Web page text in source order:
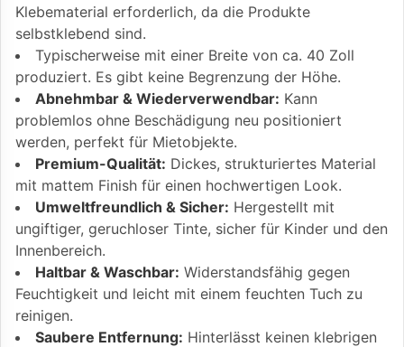
Klebematerial erforderlich, da die Produkte
selbstklebend sind.
Typischerweise mit einer Breite von ca. 40 Zoll
produziert. Es gibt keine Begrenzung der Höhe.
Abnehmbar & Wiederverwendbar: Kann
problemlos ohne Beschädigung neu positioniert
werden, perfekt für Mietobjekte.
Premium-Qualität: Dickes, strukturiertes Material
mit mattem Finish für einen hochwertigen Look.
Umweltfreundlich & Sicher: Hergestellt mit
ungiftiger, geruchloser Tinte, sicher für Kinder und den
Innenbereich.
Haltbar & Waschbar: Widerstandsfähig gegen
Feuchtigkeit und leicht mit einem feuchten Tuch zu
reinigen.
Saubere Entfernung: Hinterlässt keinen klebrigen